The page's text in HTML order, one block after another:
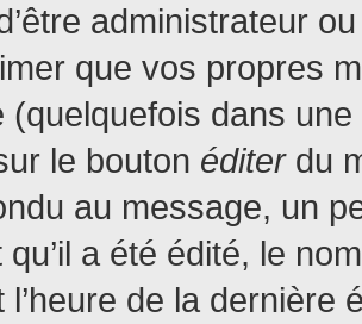
administrateur
que vos propres
(quelquefois dans
le bouton éditerdu
au message, un
qu’il a été édité, le
l’heure de la dernière